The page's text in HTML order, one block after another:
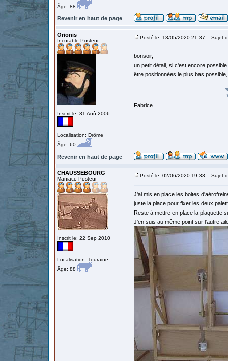
Âge: 88
Revenir en haut de page
Orionis
Incurable Posteur
Inscrit le: 31 Aoû 2006
Localisation: Drôme
Âge: 60
Posté le: 13/05/2020 21:37 Sujet
bonsoir,
un petit détail, si c'est encore
être positionnées le plus bas
Fabrice
Revenir en haut de page
CHAUSSEBOURG
Maniaco Posteur
Inscrit le: 22 Sep 2010
Localisation: Touraine
Âge: 88
Posté le: 02/06/2020 19:33 Sujet
J'ai mis en place les boites
juste la place pour fixer les deux
Reste à mettre en place la plaquette
J'en suis au même point sur l'autre